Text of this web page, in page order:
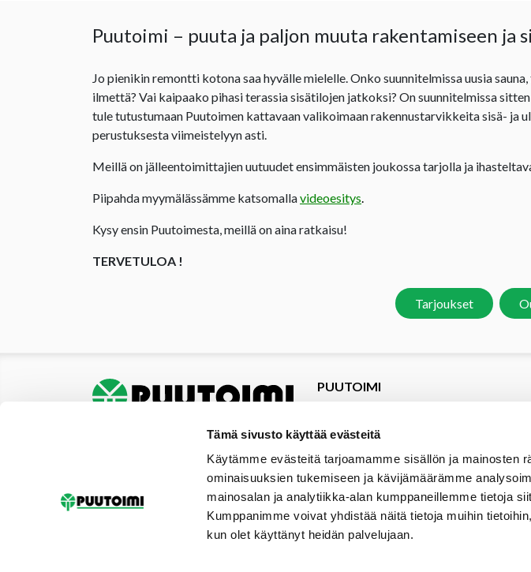
Tämä sivusto käyttää evästeitä
Käytämme evästeitä tarjoamamme sisällön ja mainosten
ominaisuuksien tukemiseen ja kävijämäärämme
mainosalan ja analytiikka-alan kumppaneillemme tietoja
Kumppanimme voivat yhdistää näitä tietoja muihin
kun olet käyttänyt heidän palvelujaan.
Puutoimi – puuta ja paljon muuta rakentamiseen ja
Jo pienikin remontti kotona saa hyvälle mielelle. Onko suunnitelmissa uusia
ilmettä? Vai kaipaako pihasi terassia sisätilojen jatkoksi? On suunnitelmissa
tule tutustumaan Puutoimen kattavaan valikoimaan rakennustarvikkeita sisä- ja
perustuksesta viimeistelyyn asti.
Meillä on jälleentoimittajien uutuudet ensimmäisten joukossa tarjolla ja
Piipahda myymälässämme katsomallavideoesitys.
Kysy ensin Puutoimesta, meillä on aina ratkaisu!
TERVETULOA !
Tarjoukset
PUUTOIMI
Tarjoukset
Yhteystiedot
Materiaalipankki
Palvelut
Uutiset
Galleria